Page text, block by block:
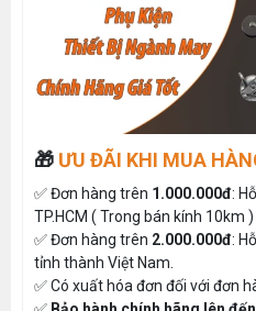
🎁 ƯU ĐÃI KHI MUA
✅ Đơn hàng trên 1.000.000đ:
TP.HCM ( Trong bán kính 10km )
✅ Đơn hàng trên 2.000.000đ:
tỉnh thành Việt Nam.
✅ Có xuất hóa đơn đối với đơn